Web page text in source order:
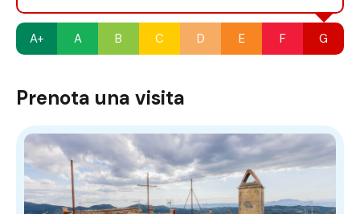
A+ A B C D E F G
Prenota una visita